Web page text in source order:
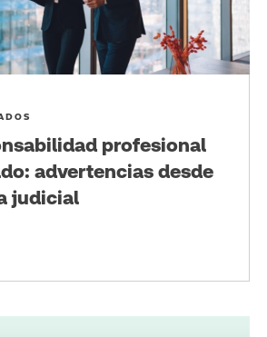
profesional
advertencias desde
judicial